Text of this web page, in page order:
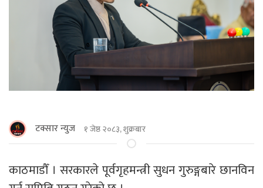
टक्सार न्युज १ जेष्ठ २०८३, शुक्रबार
काठमाडौँ । सरकारले पूर्वगृहमन्त्री सुधन गुरुङ्गबारे छानविन